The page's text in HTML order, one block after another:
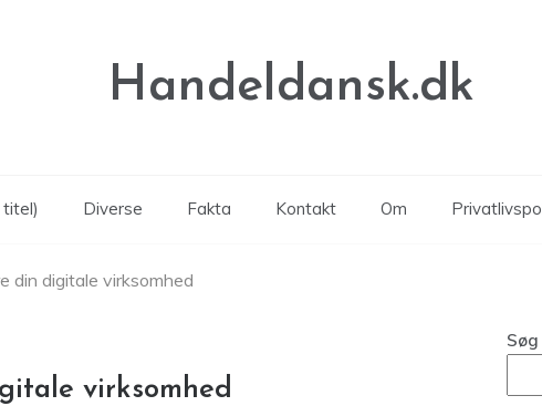
Handeldansk.dk
titel) Diverse Fakta Kontakt Om
din digitale virksomhed
virksomhed
Søg